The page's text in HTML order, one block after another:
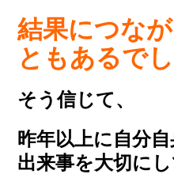
結果につな
ともあるでし
そう信じて、
昨年以上に自分自
出来事を大切に